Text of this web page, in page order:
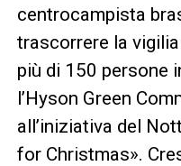
centrocampista
trascorrere la
più di 150 persone
l’Hyson Green
all’iniziativa del
for Christmas».